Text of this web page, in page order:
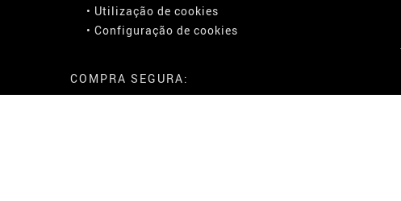
• Utilização de cookies
• Configuração de cookies
COMPRA SEGURA: